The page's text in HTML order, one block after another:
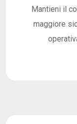
Mantieni il
maggiore